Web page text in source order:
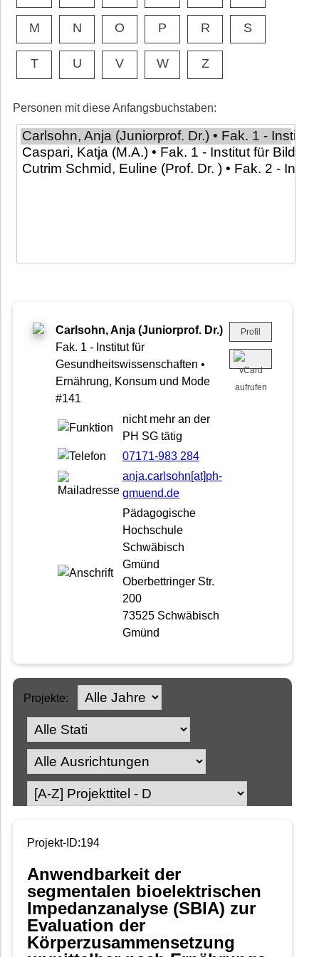
M N O P R S
T U V W Z
Personen mit diese Anfangsbuchstaben:
Carlsohn, Anja (Juniorprof. Dr.)
Fak. 1 - Institut für
Gesundheitswissenschaften •
Ernährung, Konsum und Mode
#141
nicht mehr an der
PH SG tätig
07171-983 284
anja.carlsohn[at]ph-
gmuend.de
Pädagogische
Hochschule
Schwäbisch
Gmünd
Oberbettringer Str.
200
73525 Schwäbisch
Gmünd
Profil
Projekte:
Projekt-ID:194
Anwendbarkeit der
segmentalen bioelektrischen
Impedanzanalyse (SBIA) zur
Evaluation der
Körperzusammensetzung